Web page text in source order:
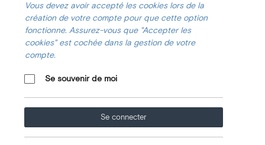
Vous devez avoir accepté les cookies lors de la
création de votre compte pour que cette option
fonctionne. Assurez-vous que "Accepter les
cookies" est cochée dans la gestion de votre
compte.
Se souvenir de moi
Se connecter